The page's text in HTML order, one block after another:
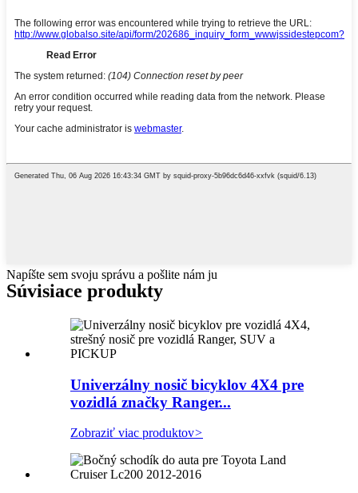
Napíšte sem svoju správu a pošlite nám ju
Súvisiace produkty
Univerzálny nosič bicyklov 4X4 pre
vozidlá značky Ranger...
Zobraziť viac produktov>